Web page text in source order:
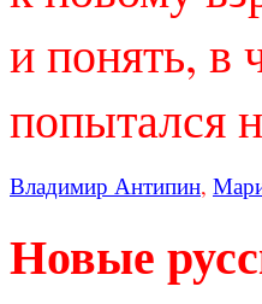
и понять, в
попытался
Владимир Антипин,
Новые